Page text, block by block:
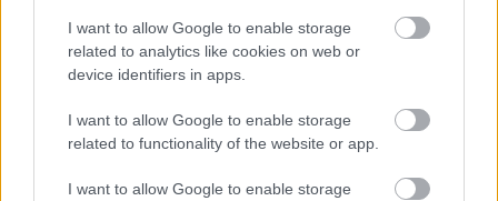
I want to allow Google to enable storage
related to analytics like cookies on web or
device identifiers in apps.
I want to allow Google to enable storage
related to functionality of the website or app.
I want to allow Google to enable storage